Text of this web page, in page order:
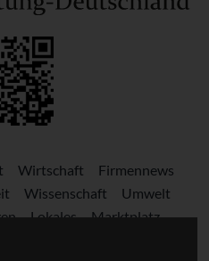
Wirtschaft
Firmennews
Wissenschaft
Umwelt
Lokales
Marktplatz